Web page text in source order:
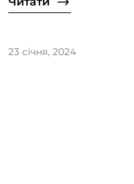
23 січня, 2024